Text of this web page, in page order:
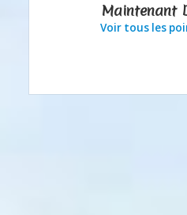
Maintenant
Voir tous les